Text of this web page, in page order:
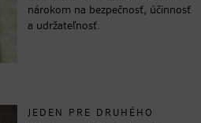
nárokom na bezpečnosť, účinnosť
a udržateľnosť.
JEDEN PRE DRUHÉHO